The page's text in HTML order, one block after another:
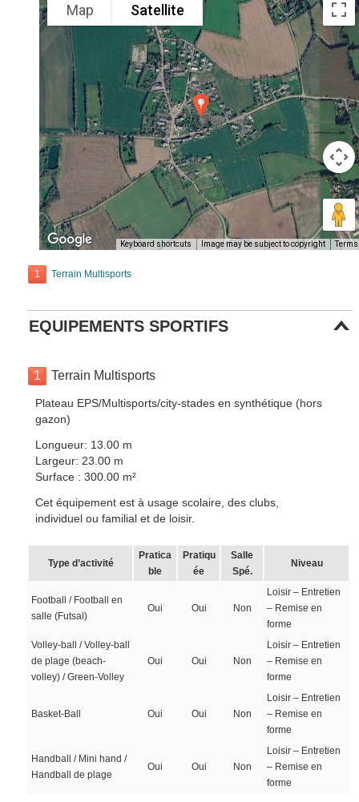
Map Satellite
Keyboard shortcuts Image may be subject to copyright Terms
1 Terrain Multisports
EQUIPEMENTS SPORTIFS
1 Terrain Multisports
Plateau EPS/Multisports/city-stades en synthétique (hors
gazon)
Longueur: 13.00 m
Largeur: 23.00 m
Surface : 300.00 m²
Cet équipement est à usage scolaire, des clubs,
individuel ou familial et de loisir.
Type d’activité
Pratica
ble
Pratiqu
ée
Salle
Spé.
Niveau
Football / Football en
salle (Futsal)
Oui Oui Non
Loisir – Entretien
– Remise en
forme
Volley-ball / Volley-ball
de plage (beach-
volley) / Green-Volley
Oui Oui Non
Loisir – Entretien
– Remise en
forme
Basket-Ball Oui Oui Non
Loisir – Entretien
– Remise en
forme
Handball / Mini hand /
Handball de plage
Oui Oui Non
Loisir – Entretien
– Remise en
forme